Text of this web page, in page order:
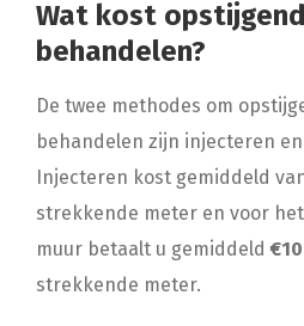
Wat kost
behandelen?
De twee methodes om
behandelen zijn injecteren
Injecteren kost gemiddeld
strekkende meter en voor
muur betaalt u gemiddeld
strekkende meter.